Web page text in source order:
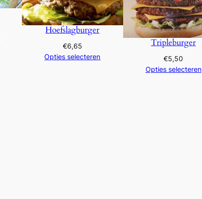
a
l
Hoefslagburger
€6,65
Opties selecteren
Tripleburger
€5,50
Opties selecteren